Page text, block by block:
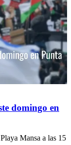
a marcha por
domingo en
Mansa a las 15